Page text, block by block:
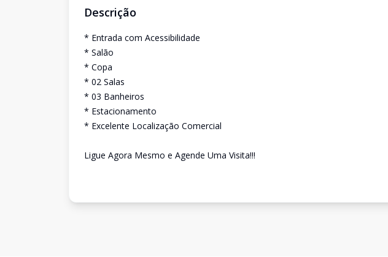
Descrição
* Entrada com Acessibilidade
* Salão
* Copa
* 02 Salas
* 03 Banheiros
* Estacionamento
* Excelente Localização Comercial
Ligue Agora Mesmo e Agende Uma Visita!!!